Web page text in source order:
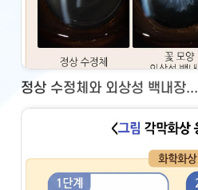
정상 수정체와 외상성 백내장...